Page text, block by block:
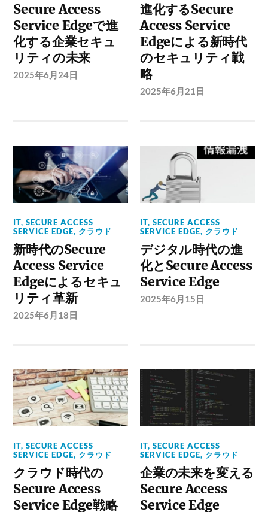
Secure Access
Service Edgeで進
化する企業セキュ
リティの未来
2025年6月24日
進化するSecure
Access Service
Edgeによる新時代
のセキュリティ戦
略
2025年6月21日
IT,SECURE ACCESS
SERVICE EDGE, クラウド
新時代のSecure
Access Service
Edgeによるセキュ
リティ革新
2025年6月18日
IT,SECURE ACCESS
SERVICE EDGE, クラウド
デジタル時代の進
化とSecure Access
Service Edge
2025年6月15日
IT,SECURE ACCESS
SERVICE EDGE, クラウド
クラウド時代の
Secure Access
Service Edge戦略
IT,SECURE ACCESS
SERVICE EDGE, クラウド
企業の未来を変える
Secure Access
Service Edge